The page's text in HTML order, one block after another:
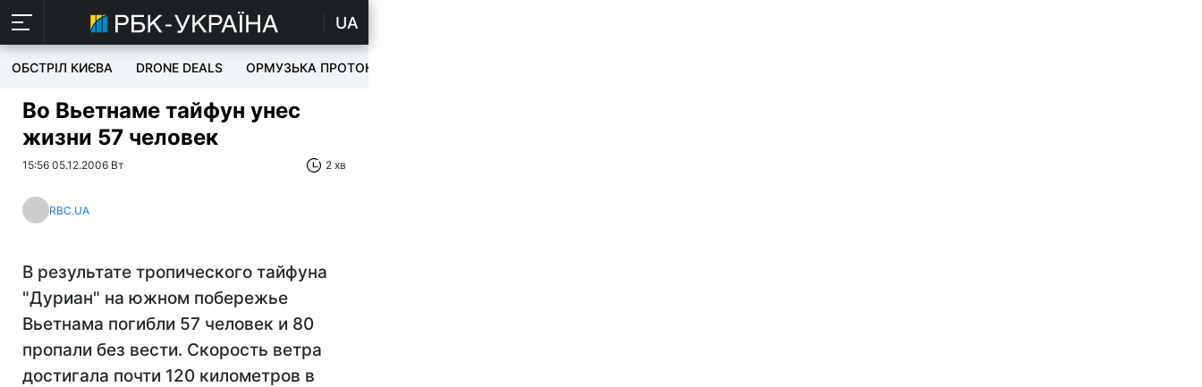
UA
ОБСТРІЛ КИЄВА DRONE DEALS ОРМУЗЬКА ПРОТОКА
Во Вьетнаме тайфун унес
жизни 57 человек
15:56 05.12.2006 Вт 2 хв
RBC.UA
В результате тропического тайфуна
"Дуриан" на южном побережье
Вьетнама погибли 57 человек и 80
пропали без вести. Скорость ветра
достигала почти 120 километров в